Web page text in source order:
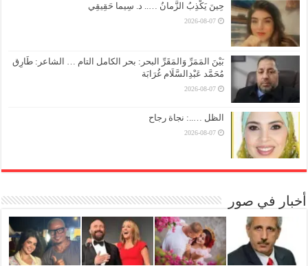
حِينَ يَكْذِبُ الزَّمانُ ….. د. سِيما حَقِيقِي
2026-08-07
بَيْنَ المَمَرِّ وَالمَقَرِّ البحر: بحر الكامل التام … الشاعر: طَارِق
مُحَمَّد عَبْدِالسَّلَام غُرَابَة
2026-08-07
الظل …..: نجاة رجاح
2026-08-07
أخبار في صور